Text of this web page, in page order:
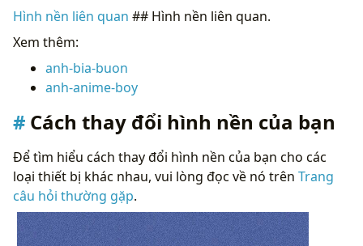
Hình nền liên quan ## Hình nền liên quan.
Xem thêm:
anh-bia-buon
anh-anime-boy
Cách thay đổi hình nền của bạn
Để tìm hiểu cách thay đổi hình nền của bạn cho các
loại thiết bị khác nhau, vui lòng đọc về nó trên Trang
câu hỏi thường gặp.